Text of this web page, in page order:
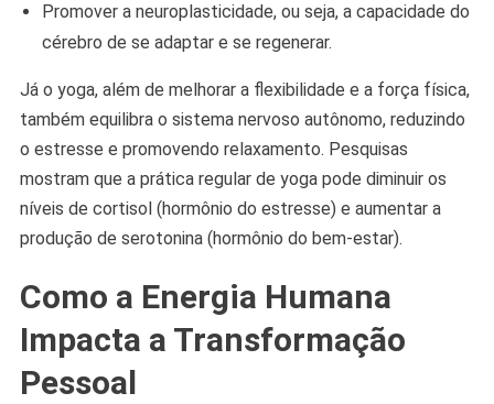
Promover a neuroplasticidade, ou seja, a capacidade do
cérebro de se adaptar e se regenerar.
Já o yoga, além de melhorar a flexibilidade e a força física,
também equilibra o sistema nervoso autônomo, reduzindo
o estresse e promovendo relaxamento. Pesquisas
mostram que a prática regular de yoga pode diminuir os
níveis de cortisol (hormônio do estresse) e aumentar a
produção de serotonina (hormônio do bem-estar).
Como a Energia Humana
Impacta a Transformação
Pessoal